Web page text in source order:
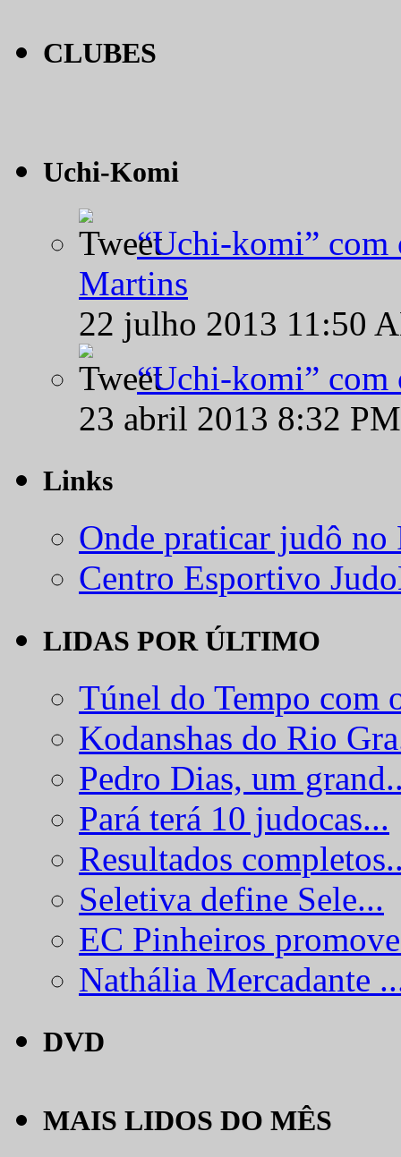
CLUBES
Uchi-Komi
“Uchi-komi” com
Martins
22 julho 2013 11:50
“Uchi-komi” com
23 abril 2013 8:32
Links
Onde praticar judô
Centro Esportivo
LIDAS POR ÚLTIMO
Túnel do Tempo com
Kodanshas do Rio
Pedro Dias, um
Pará terá 10 judocas...
Resultados
Seletiva define Sele...
EC Pinheiros
Nathália Mercadante
DVD
MAIS LIDOS DO MÊS